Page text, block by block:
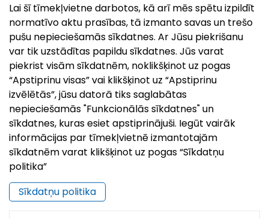
Pilsētas svētki`26 | Ludzai 849
26.Jul, 2026
Kā ierasts, augusta otrajā nedēļas nogalē uz svētkiem
aicina senākā Latvijas pilsēta – Ludza! Šogad Ludza
svin savu 849. dzimšanas dienu, un no 7. līdz 9.
augustam pilsēta būs piepildīta
Lai šī tīmekļvietne darbotos, kā arī mēs spētu izpildīt
normatīvo aktu prasības, tā izmanto savas un trešo
pušu nepieciešamās sīkdatnes. Ar Jūsu piekrišanu
var tik uzstādītas papildu sīkdatnes. Jūs varat
piekrist visām sīkdatnēm, noklikšķinot uz pogas
“Apstiprinu visas” vai klikšķinot uz “Apstiprinu
izvēlētās”, jūsu datorā tiks saglabātas
nepieciešamās "Funkcionālās sīkdatnes" un
sīkdatnes, kuras esiet apstiprinājuši. Iegūt vairāk
informācijas par tīmekļvietnē izmantotajām
sīkdatnēm varat klikšķinot uz pogas “Sīkdatņu
politika”
Sīkdatņu politika